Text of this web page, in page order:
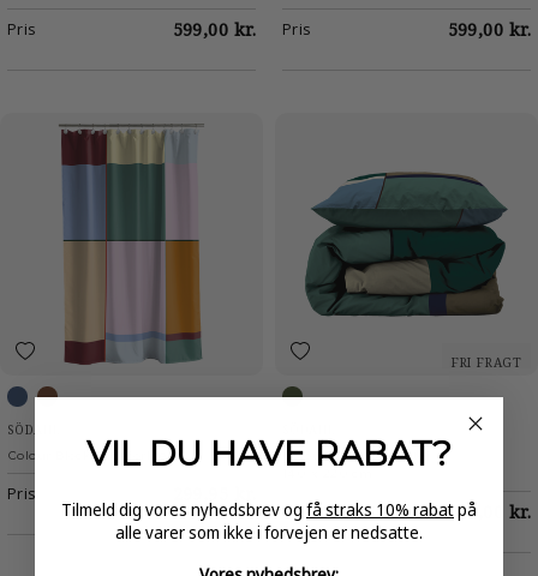
Pris 599,00 kr. Pris 599,00 kr.
Blue
SÖDAHL
Colour Block Badeforhæng
Pris
FRI FRAGT
Colour Block Sengetøj
Pris 649,00 kr.
VIL DU HAVE RABAT?
Tilmeld dig vores nyhedsbrev og få straks 10% rabatpå
alle varer som ikke i forvejen er nedsatte.